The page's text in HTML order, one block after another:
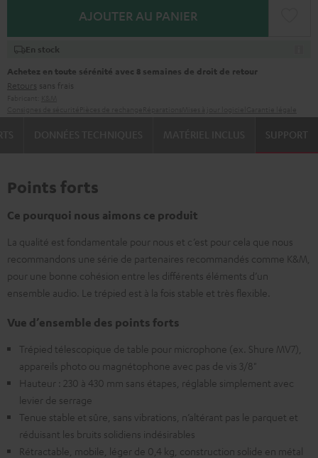
AJOUTER AU PANIER
En stock
Achetez en toute sérénité avec 8 semaines de droit de retour
Retours sans frais
SUPPORT
Points forts
Ce pourquoi nous aimons ce produit
La qualité est fondamentale pour nous et c’est pour cela que nous
recommandons une série de partenaires recommandés comme K&M,
pour une bonne cohésion entre les différents éléments d’un
ensemble audio. Le trépied est à la fois stable et très flexible.
Vue d’ensemble des points forts
Trépied télescopique de table pour microphone (ex. Shure MV7),
appareils photo ou magnétophone avec pas de vis 3/8"
Hauteur : 230 à 430 mm sans étapes, réglable simplement avec
levier de serrage
Tenue stable et sûre, sans vibrations, n’altérant pas le parquet et
réduisant les bruits solidiens indésirables
Rétractable, mobile, léger de 0,4 kg, construction solide en métal